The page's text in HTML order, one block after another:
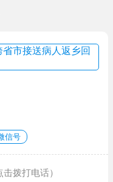
市接送病人返乡回
信号
击拨打电话）